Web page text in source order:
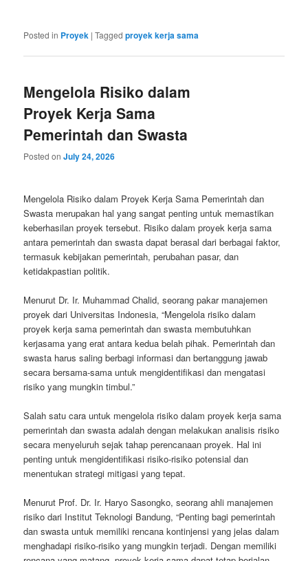
Posted in Proyek |Tagged proyek kerja sama
Mengelola Risiko dalam
Proyek Kerja Sama
Pemerintah dan Swasta
Posted onJuly 24, 2026
Mengelola Risiko dalam Proyek Kerja Sama Pemerintah dan
Swasta merupakan hal yang sangat penting untuk memastikan
keberhasilan proyek tersebut. Risiko dalam proyek kerja sama
antara pemerintah dan swasta dapat berasal dari berbagai faktor,
termasuk kebijakan pemerintah, perubahan pasar, dan
ketidakpastian politik.
Menurut Dr. Ir. Muhammad Chalid, seorang pakar manajemen
proyek dari Universitas Indonesia, “Mengelola risiko dalam
proyek kerja sama pemerintah dan swasta membutuhkan
kerjasama yang erat antara kedua belah pihak. Pemerintah dan
swasta harus saling berbagi informasi dan bertanggung jawab
secara bersama-sama untuk mengidentifikasi dan mengatasi
risiko yang mungkin timbul.”
Salah satu cara untuk mengelola risiko dalam proyek kerja sama
pemerintah dan swasta adalah dengan melakukan analisis risiko
secara menyeluruh sejak tahap perencanaan proyek. Hal ini
penting untuk mengidentifikasi risiko-risiko potensial dan
menentukan strategi mitigasi yang tepat.
Menurut Prof. Dr. Ir. Haryo Sasongko, seorang ahli manajemen
risiko dari Institut Teknologi Bandung, “Penting bagi pemerintah
dan swasta untuk memiliki rencana kontinjensi yang jelas dalam
menghadapi risiko-risiko yang mungkin terjadi. Dengan memiliki